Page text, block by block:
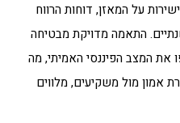
על המאזן, דוחות הרווח
התאמה מדויקת מבטיחה
המצב הפיננסי האמיתי, מה
אמון מול משקיעים, מלווים